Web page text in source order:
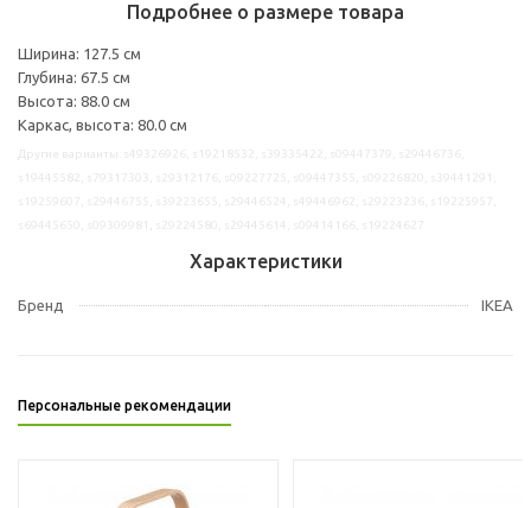
Подробнее о размере товара
Ширина: 127.5 см
Глубина: 67.5 см
Высота: 88.0 см
Каркас, высота: 80.0 см
Характеристики
Бренд IKEA
Персональные рекомендации